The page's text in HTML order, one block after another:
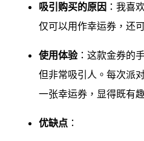
吸引购买的原因 ：我喜
仅可以用作幸运券，还
使用体验：这款金券的
但非常吸引人。每次派
一张幸运券，显得既有
优缺点 ：